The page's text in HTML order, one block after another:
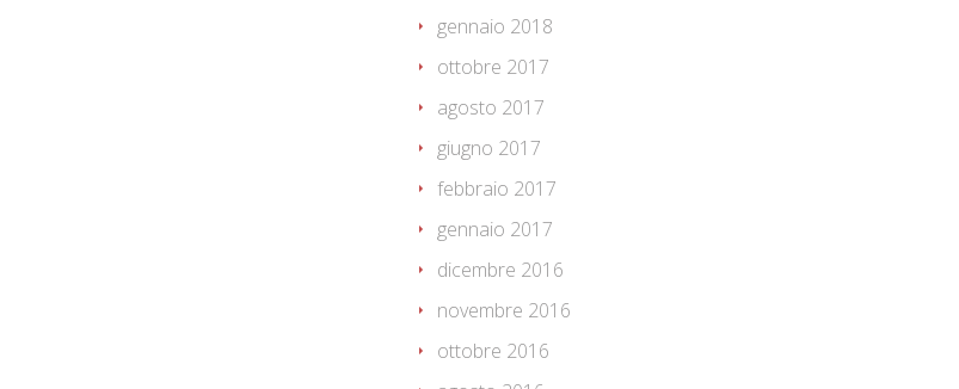
gennaio 2018
ottobre 2017
agosto 2017
giugno 2017
febbraio 2017
gennaio 2017
dicembre 2016
novembre 2016
ottobre 2016